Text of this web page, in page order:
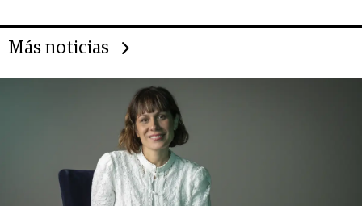
Más noticias